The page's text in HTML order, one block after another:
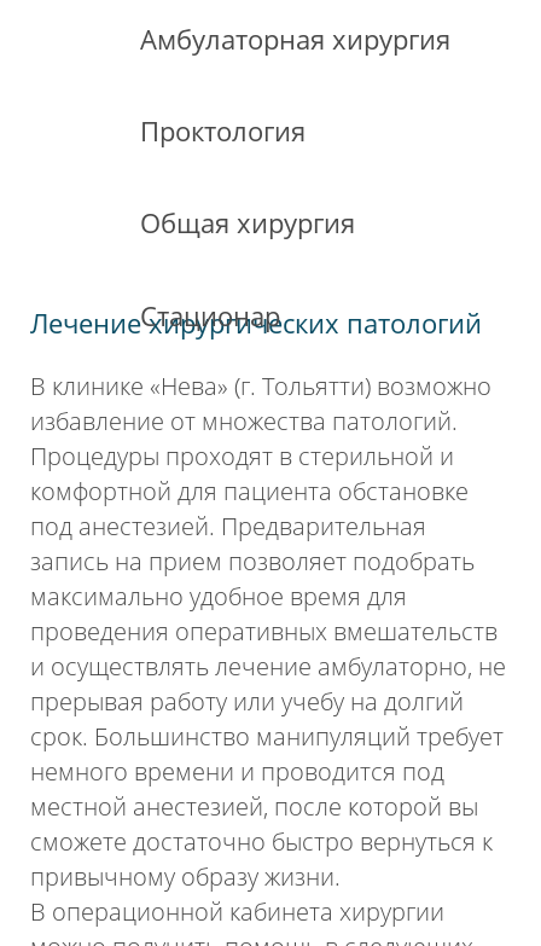
Амбулаторная хирургия
Проктология
Общая хирургия
Стационар
Лечение хирургических патологий
В клинике «Нева» (г. Тольятти) возможно
избавление от множества патологий.
Процедуры проходят в стерильной и
комфортной для пациента обстановке
под анестезией. Предварительная
запись на прием позволяет подобрать
максимально удобное время для
проведения оперативных вмешательств
и осуществлять лечение амбулаторно, не
прерывая работу или учебу на долгий
срок. Большинство манипуляций требует
немного времени и проводится под
местной анестезией, после которой вы
сможете достаточно быстро вернуться к
привычному образу жизни.
В операционной кабинета хирургии